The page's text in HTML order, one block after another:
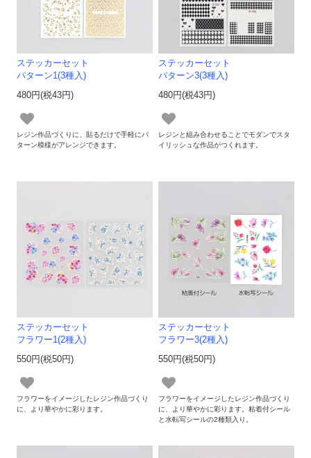
ステッカーセット
パターン1(3種入)
480円(税43円)
レジン作品づくりに、貼るだけで手軽にパ
ターン模様がアレンジできます。
ステッカーセット
パターン3(3種入)
480円(税43円)
レジンと組み合わせることでモダンでスタ
イリッシュな作品がつくれます。
ステッカーセット
フラワー1(2種入)
550円(税50円)
フラワーをイメージしたレジン作品づくり
に、より華やかに彩ります。
ステッカーセット
フラワー3(2種入)
550円(税50円)
フラワーをイメージしたレジン作品づくり
に、より華やかに彩ります。粘着付シール
と水転写シールの2種類入り。